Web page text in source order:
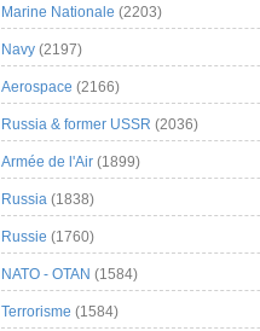
Marine Nationale (2203)
Navy (2197)
Aerospace (2166)
Russia & former USSR (2036)
Armée de l'Air (1899)
Russia (1838)
Russie (1760)
NATO - OTAN (1584)
Terrorisme (1584)